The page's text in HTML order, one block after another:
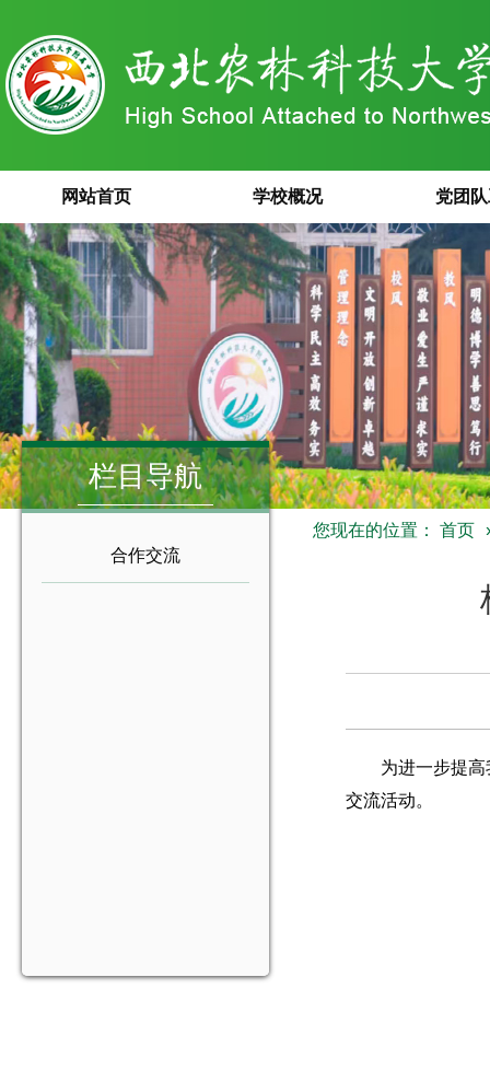
网站首页 学校概况 党团
栏目导航
合作交流
您现在的位置： 首页
为进一步提
交流活动。